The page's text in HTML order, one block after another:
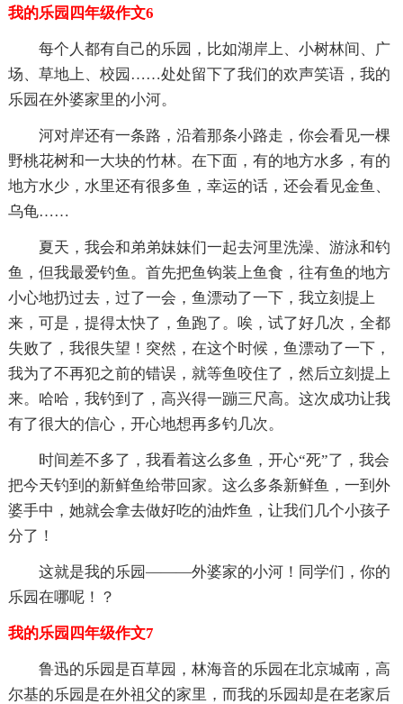
我的乐园四年级作文6
每个人都有自己的乐园，比如湖岸上、小树林间、广
场、草地上、校园……处处留下了我们的欢声笑语，我的
乐园在外婆家里的小河。
河对岸还有一条路，沿着那条小路走，你会看见一棵
野桃花树和一大块的竹林。在下面，有的地方水多，有的
地方水少，水里还有很多鱼，幸运的话，还会看见金鱼、
乌龟……
夏天，我会和弟弟妹妹们一起去河里洗澡、游泳和钓
鱼，但我最爱钓鱼。首先把鱼钩装上鱼食，往有鱼的地方
小心地扔过去，过了一会，鱼漂动了一下，我立刻提上
来，可是，提得太快了，鱼跑了。唉，试了好几次，全都
失败了，我很失望！突然，在这个时候，鱼漂动了一下，
我为了不再犯之前的错误，就等鱼咬住了，然后立刻提上
来。哈哈，我钓到了，高兴得一蹦三尺高。这次成功让我
有了很大的信心，开心地想再多钓几次。
时间差不多了，我看着这么多鱼，开心“死”了，我会
把今天钓到的新鲜鱼给带回家。这么多条新鲜鱼，一到外
婆手中，她就会拿去做好吃的油炸鱼，让我们几个小孩子
分了！
这就是我的乐园———外婆家的小河！同学们，你的
乐园在哪呢！？
我的乐园四年级作文7
鲁迅的乐园是百草园，林海音的乐园在北京城南，高
尔基的乐园是在外祖父的家里，而我的乐园却是在老家后